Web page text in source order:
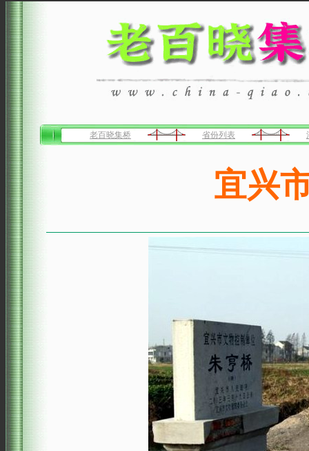
老百晓集桥 省份列表
宜兴